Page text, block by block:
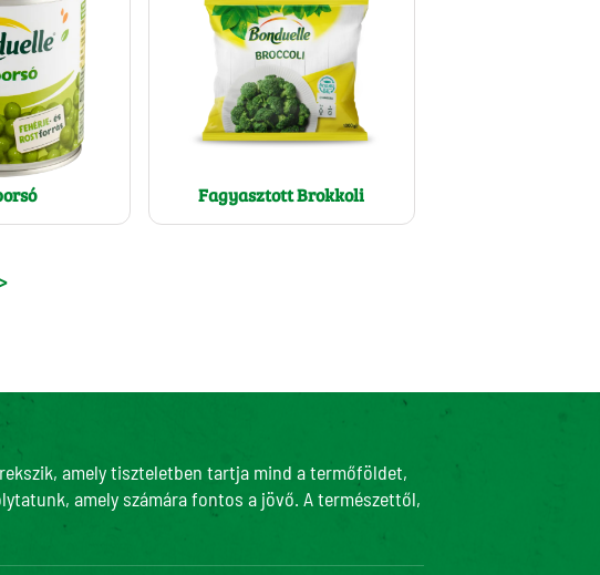
Fagyasztott Brokkoli
amely tiszteletben tartja mind a termőföldet,
amely számára fontos a jövő. A természettől,